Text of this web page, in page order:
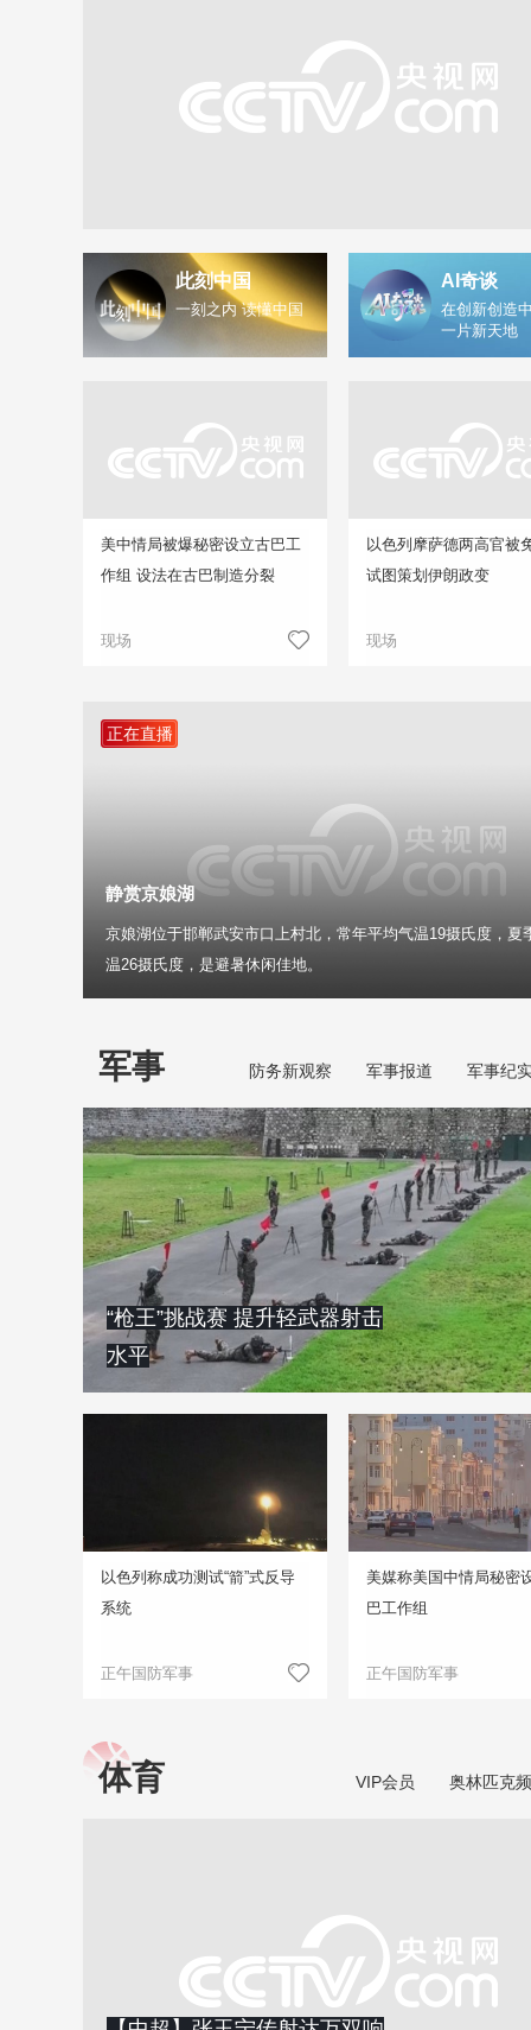
此刻中国
一刻之内 读懂中国
AI奇谈
在创新创造
一片新天地
美中情局被爆秘密设立古巴工
作组 设法在古巴制造分裂
现场
以色列摩萨德两高官被
试图策划伊朗政变
现场
正在直播
静赏京娘湖
京娘湖位于邯郸武安市口上村北，常年平均气温19摄氏度，夏
温26摄氏度，是避暑休闲佳地。
军事 防务新观察 军事报道 军事纪
“枪王”挑战赛 提升轻武器射击
水平
以色列称成功测试“箭”式反导
系统
正午国防军事
美媒称美国中情局秘密
巴工作组
正午国防军事
体育 VIP会员 奥林匹克